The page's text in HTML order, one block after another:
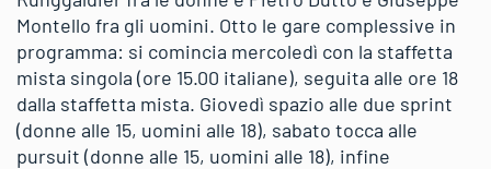
Montello fra gli uomini. Otto le gare complessive in
programma: si comincia mercoledì con la staffetta
mista singola (ore 15.00 italiane), seguita alle ore 18
dalla staffetta mista. Giovedì spazio alle due sprint
(donne alle 15, uomini alle 18), sabato tocca alle
pursuit (donne alle 15, uomini alle 18), infine